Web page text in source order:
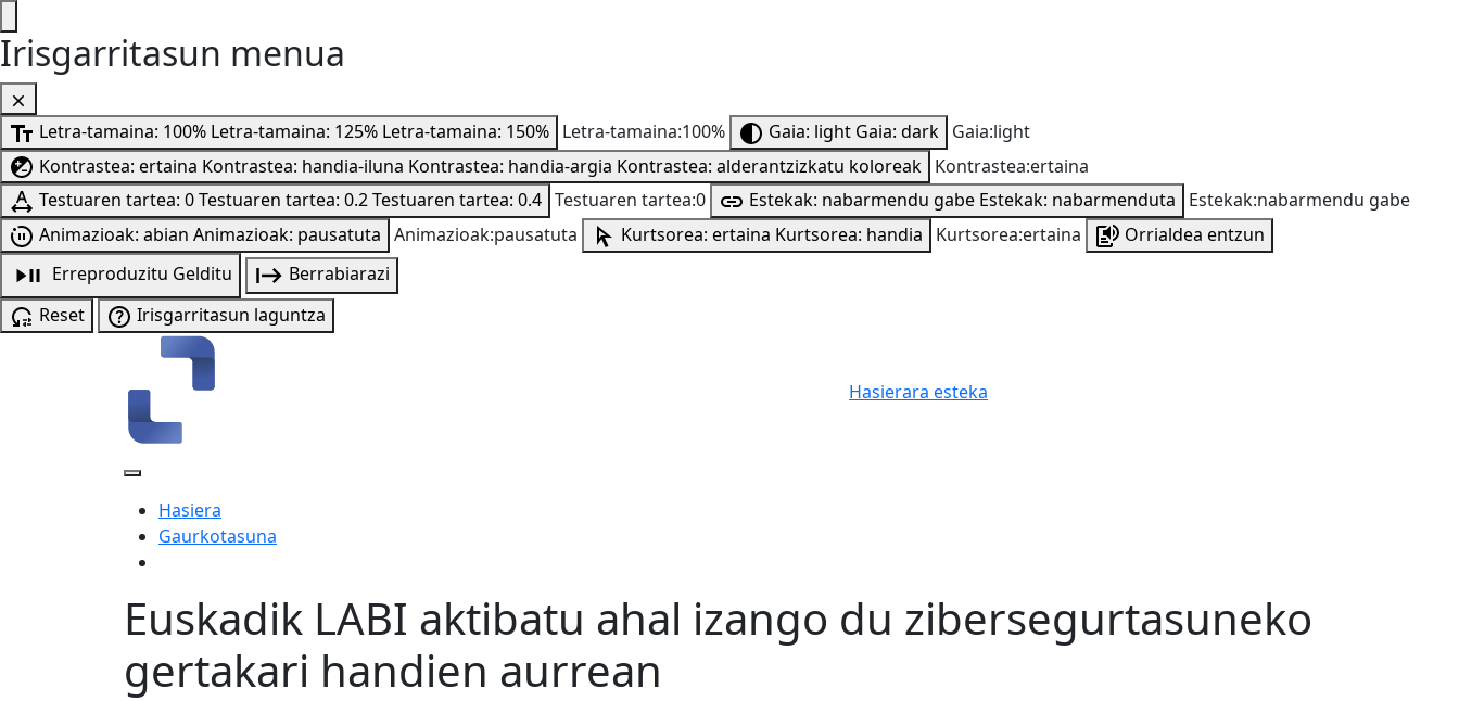
Irisgarritasun menua
Letra-tamaina: 100% Letra-tamaina: 125% Letra-tamaina: 150% Letra-tamaina:100% Gaia: light Gaia: dark Gaia:light
Kontrastea: ertaina Kontrastea: handia-iluna Kontrastea: handia-argia Kontrastea: alderantzizkatu koloreak Kontrastea:ertaina
Testuaren tartea: 0Testuaren tartea: 0.2Testuaren tartea: 0.4 Testuaren tartea:0 Estekak: nabarmendu gabe Estekak: nabarmenduta
Estekak:nabarmendu gabe
Animazioak: abian Animazioak: pausatuta Animazioak:pausatuta Kurtsorea: ertaina Kurtsorea: handia Kurtsorea:ertaina
Orrialdea entzun
Erreproduzitu Gelditu
Berrabiarazi
Reset
Irisgarritasun laguntza
Hasierara esteka
Hasiera
Gaurkotasuna
Euskadik LABI aktibatu ahal izango du zibersegurtasuneko
gertakari handien aurrean